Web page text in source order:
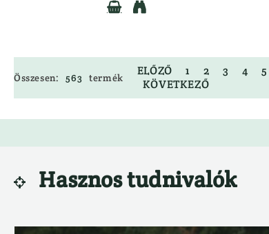


Összesen: 563 termék ELŐZŐ 1 2 3 4 5
KÖVETKEZŐ
 Hasznos tudnivalók